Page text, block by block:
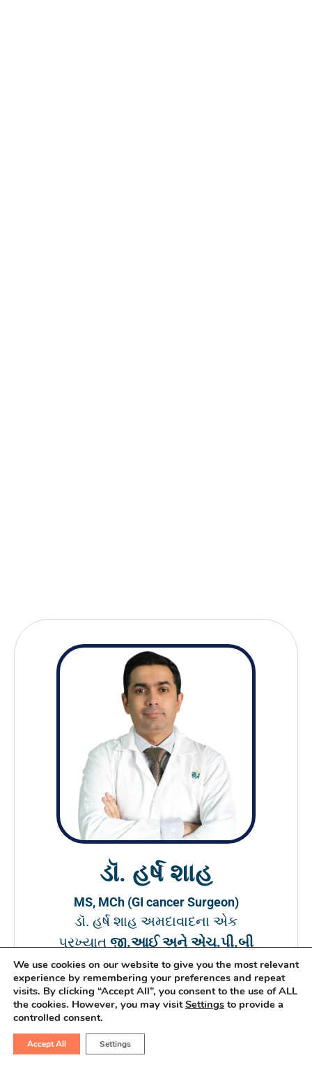
ડૉ. હર્ષ શાહ
MS, MCh (GI cancer Surgeon)
ડૉ. હર્ષ શાહ અમદાવાદના એક
પ્રખ્યાત જી.આઈ અને એચ.પી.બી
રોબોટિક કેન્સર સર્જનછે. તેઓ ભોજન
નળી, પેટ, લીવર, પેન્ક્રિઆસ, મોટા
આંતરડા, મલાશય અને નાના આંતરડા
નાં કેન્સરનો ઇલાજ કરે છે. તેઓ
એપોલો હોસ્પિટલમાં ઉપલબ્ધ છે.
We use cookies on our website to give you the most relevant
experience by remembering your preferences and repeat
visits. By clicking “Accept All”, you consent to the use of ALL
the cookies. However, you may visitSettings to provide a
controlled consent.
Accept All Settings